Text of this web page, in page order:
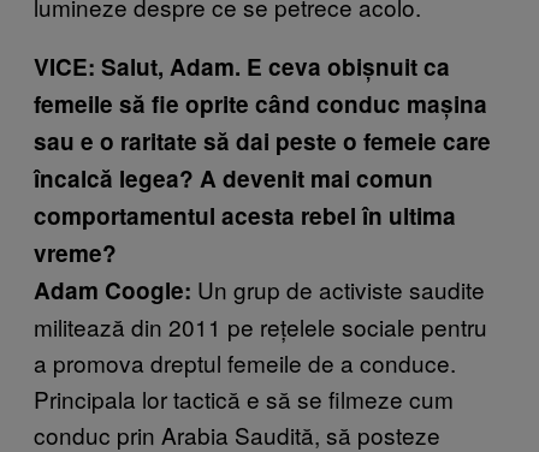
VICE: Salut, Adam. E ceva obișnuit ca
femeile să fie oprite când conduc mașina
sau e o raritate să dai peste o femeie care
încalcă legea? A devenit mai comun
comportamentul acesta rebel în ultima
vreme?
Adam Coogle: Un grup de activiste saudite
militează din 2011 pe rețelele sociale pentru
a promova dreptul femeile de a conduce.
Principala lor tactică e să se filmeze cum
conduc prin Arabia Saudită, să posteze